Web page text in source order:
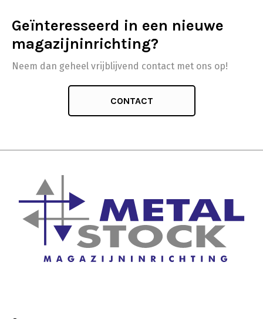
Geïnteresseerd in een nieuwe
magazijninrichting?
Neem dan geheel vrijblijvend contact met ons op!
CONTACT